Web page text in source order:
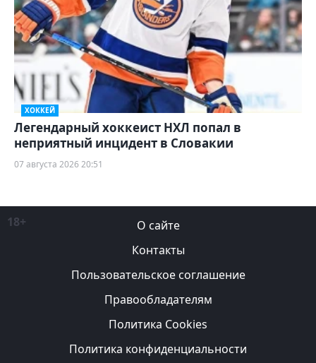
ХОККЕЙ
Легендарный хоккеист НХЛ попал в
неприятный инцидент в Словакии
07 августа 2026 20:51
18+
О сайте
Контакты
Пользовательское соглашение
Правообладателям
Политика Cookies
Политика конфиденциальности